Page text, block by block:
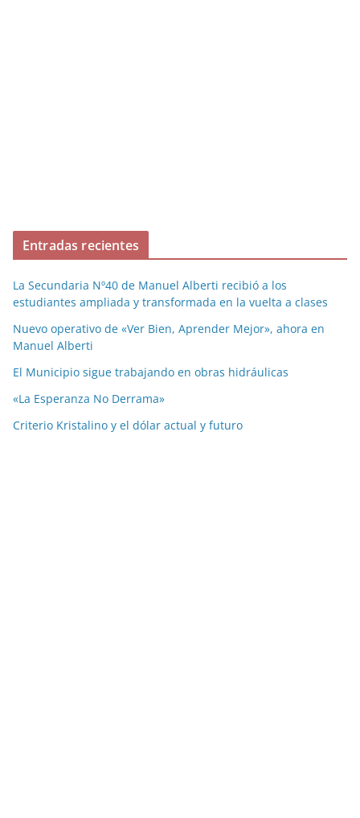
Entradas recientes
La Secundaria Nº40 de Manuel Alberti recibió a los
estudiantes ampliada y transformada en la vuelta a clases
Nuevo operativo de «Ver Bien, Aprender Mejor», ahora en
Manuel Alberti
El Municipio sigue trabajando en obras hidráulicas
«La Esperanza No Derrama»
Criterio Kristalino y el dólar actual y futuro